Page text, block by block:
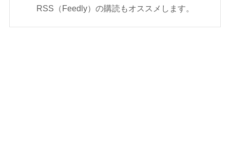
RSS（Feedly）の購読もオススメします。